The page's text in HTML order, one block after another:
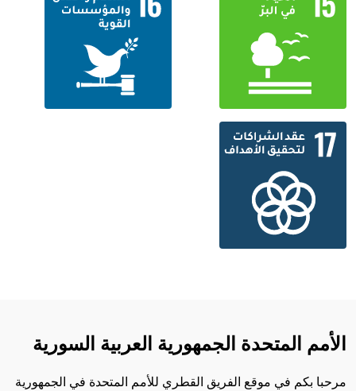
الأمم المتحدة الجمهورية العربية السورية
مرحبا بكم في موقع الفريق القطري للأمم المتحدة في الجمهورية